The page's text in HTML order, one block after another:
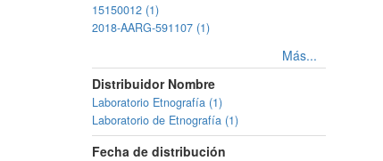
15150012 (1)
2018-AARG-591107 (1)
Más...
Distribuidor Nombre
Laboratorio Etnografía (1)
Laboratorio de Etnografía (1)
Fecha de distribución